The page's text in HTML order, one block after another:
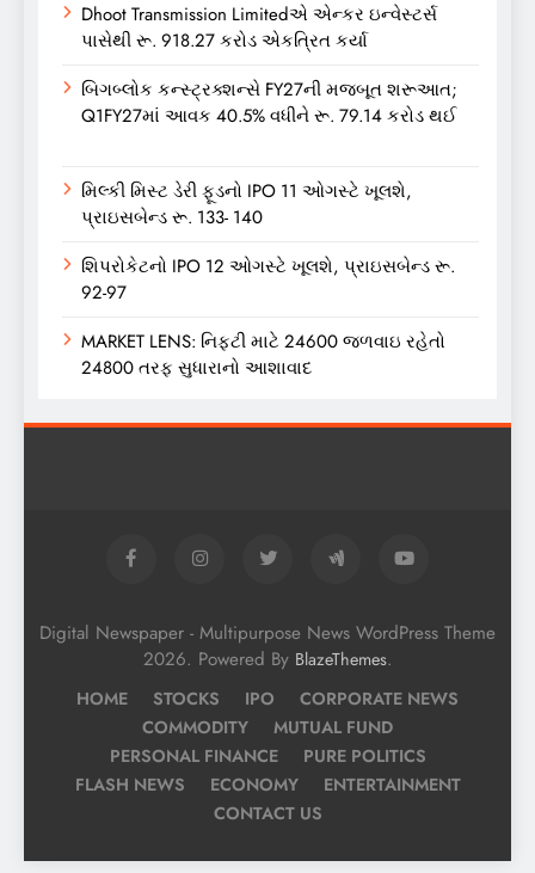
Dhoot Transmission Limitedએ એન્કર ઇન્વેસ્ટર્સ
પાસેથી રૂ. 918.27 કરોડ એકત્રિત કર્યા
બિગબ્લોક કન્સ્ટ્રક્શન્સે FY27ની મજબૂત શરૂઆત;
Q1FY27માં આવક 40.5% વધીને રૂ. 79.14 કરોડ થઈ
મિલ્કી મિસ્ટ ડેરી ફૂડનો IPO 11 ઓગસ્ટે ખૂલશે,
પ્રાઇસબેન્ડ રૂ. 133- 140
શિપરોકેટનો IPO 12 ઓગસ્ટે ખૂલશે, પ્રાઇસબેન્ડ રૂ.
92-97
MARKET LENS: નિફ્ટી માટે 24600 જળવાઇ રહેતો
24800 તરફ સુધારાનો આશાવાદ
Digital Newspaper - Multipurpose News WordPress Theme
2026. Powered By BlazeThemes.
HOME STOCKS IPO
CORPORATE NEWS
COMMODITY
MUTUAL FUND
PERSONAL FINANCE
PURE POLITICS
FLASH NEWS
ECONOMY
ENTERTAINMENT
CONTACT US